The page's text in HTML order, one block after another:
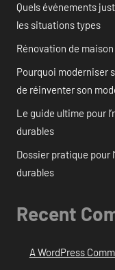
Quels événements
les situations types
Rénovation de
Pourquoi moderniser
de réinventer son
Le guide ultime pour
durables
Dossier pratique pour
durables
Recent
A WordPress